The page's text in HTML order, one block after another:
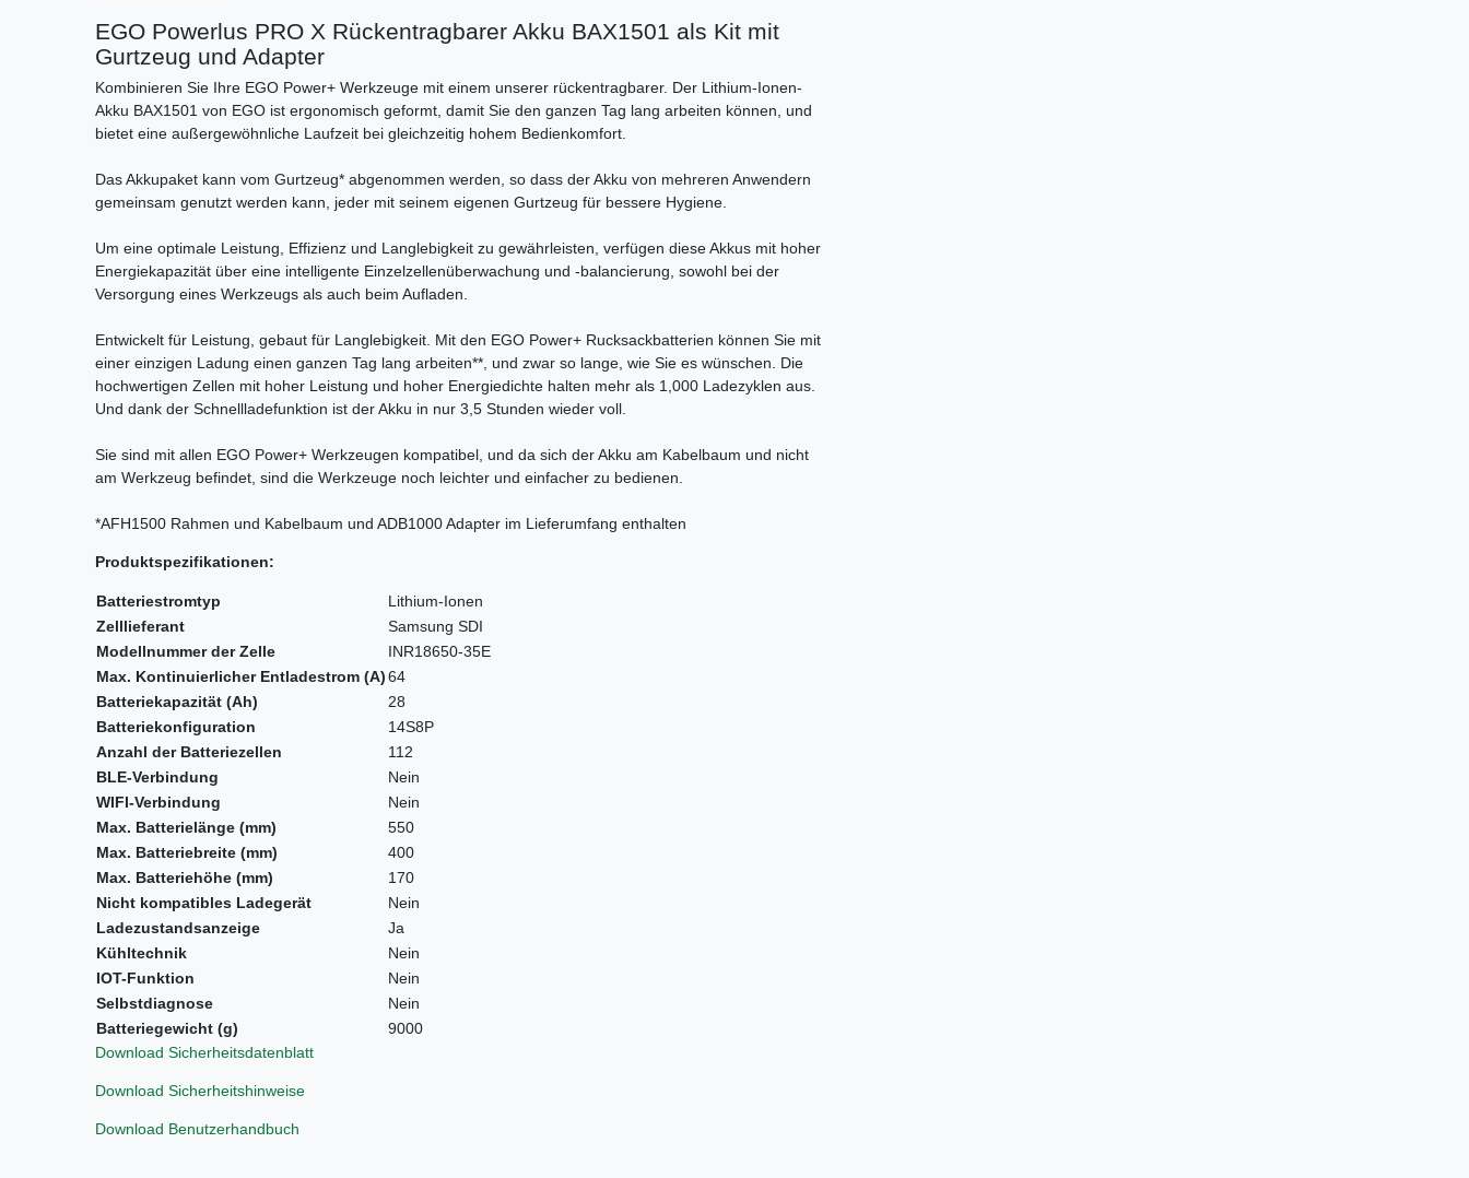
EGO Powerlus PRO X Rückentragbarer Akku BAX1501 als Kit mit
Gurtzeug und Adapter
Kombinieren Sie Ihre EGO Power+ Werkzeuge mit einem unserer rückentragbarer. Der Lithium-Ionen-
Akku BAX1501 von EGO ist ergonomisch geformt, damit Sie den ganzen Tag lang arbeiten können, und
bietet eine außergewöhnliche Laufzeit bei gleichzeitig hohem Bedienkomfort.
Das Akkupaket kann vom Gurtzeug* abgenommen werden, so dass der Akku von mehreren Anwendern
gemeinsam genutzt werden kann, jeder mit seinem eigenen Gurtzeug für bessere Hygiene.
Um eine optimale Leistung, Effizienz und Langlebigkeit zu gewährleisten, verfügen diese Akkus mit hoher
Energiekapazität über eine intelligente Einzelzellenüberwachung und -balancierung, sowohl bei der
Versorgung eines Werkzeugs als auch beim Aufladen.
Entwickelt für Leistung, gebaut für Langlebigkeit. Mit den EGO Power+ Rucksackbatterien können Sie mit
einer einzigen Ladung einen ganzen Tag lang arbeiten**, und zwar so lange, wie Sie es wünschen. Die
hochwertigen Zellen mit hoher Leistung und hoher Energiedichte halten mehr als 1,000 Ladezyklen aus.
Und dank der Schnellladefunktion ist der Akku in nur 3,5 Stunden wieder voll.
Sie sind mit allen EGO Power+ Werkzeugen kompatibel, und da sich der Akku am Kabelbaum und nicht
am Werkzeug befindet, sind die Werkzeuge noch leichter und einfacher zu bedienen.
*AFH1500 Rahmen und Kabelbaum und ADB1000 Adapter im Lieferumfang enthalten
Produktspezifikationen:
Batteriestromtyp
Lithium-Ionen
Zelllieferant
Samsung SDI
Modellnummer der Zelle
INR18650-35E
Max. Kontinuierlicher Entladestrom (A)64
Batteriekapazität (Ah)
28
Batteriekonfiguration
14S8P
Anzahl der Batteriezellen
112
BLE-Verbindung
Nein
WIFI-Verbindung
Nein
Max. Batterielänge (mm)
550
Max. Batteriebreite (mm)
400
Max. Batteriehöhe (mm)
170
Nicht kompatibles Ladegerät
Nein
Ladezustandsanzeige
Ja
Kühltechnik
Nein
IOT-Funktion
Nein
Selbstdiagnose
Nein
Batteriegewicht (g)
9000
Download Sicherheitsdatenblatt
Download Sicherheitshinweise
Download Benutzerhandbuch